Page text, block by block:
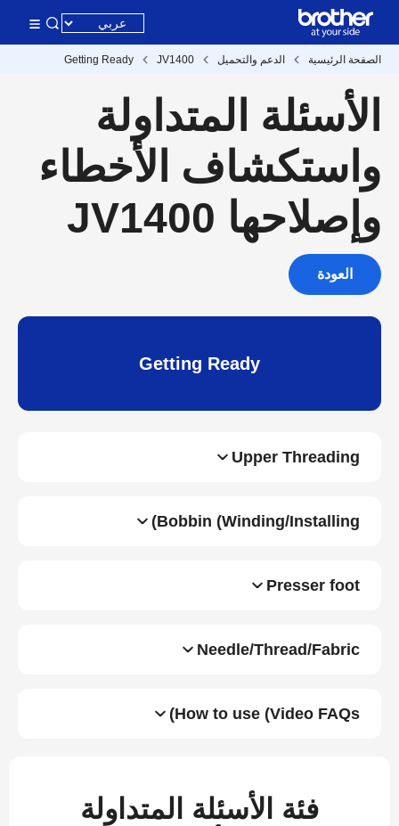
الصفحة الرئيسية الدعم والتحميل JV1400
Getting Ready
الأسئلة المتداولة
واستكشاف الأخطاء
وإصلاحها JV1400
العودة
Getting Ready
Upper Threading
Bobbin (Winding/Installing)
Presser foot
Needle/Thread/Fabric
How to use (Video FAQs)
فئة الأسئلة المتداولة